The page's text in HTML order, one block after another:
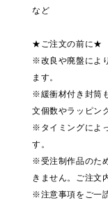
など
★ご注文の前に★
※改良や廃盤によ
ます。
※緩衝材付き封筒
文個数やラッピン
※タイミングによ
す。
※受注制作品のた
きません。ご注文
※注意事項をご一